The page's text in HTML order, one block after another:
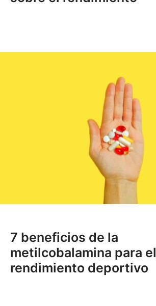
7 beneficios de la
metilcobalamina para el
rendimiento deportivo